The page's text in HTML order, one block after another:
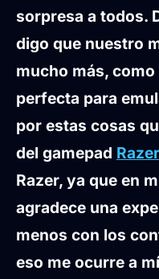
sorpresa a todos.
digo que nuestro
mucho más,
perfecta para
por estas cosas
del gamepad
Razer, ya que en
agradece una
menos con los
eso me ocurre a